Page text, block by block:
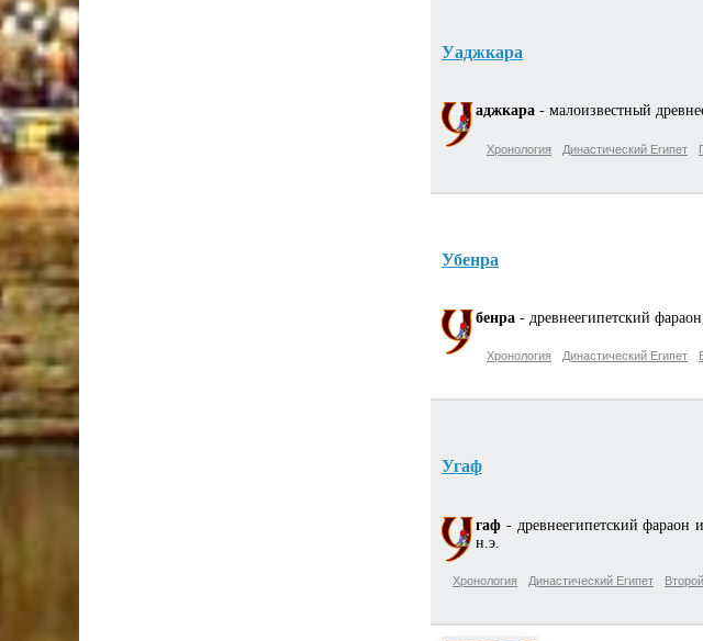
Уаджкара
аджкара - малоизвестный
Хронология Династический Египет
Убенра
бенра - древнеегипетский
Хронология Династический Египет
Угаф
гаф - древнеегипетский
н.э.
Хронология Династический Египет